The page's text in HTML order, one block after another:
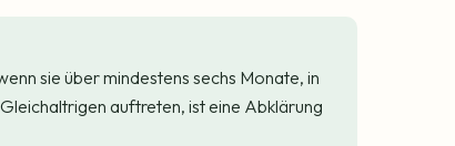
sie über mindestens sechs Monate, in
auftreten, ist eine Abklärung